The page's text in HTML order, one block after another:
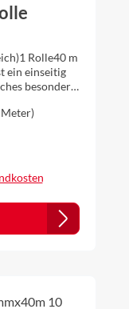
Rolle40 m
klebt
bei langen
– spart
Bahnen: